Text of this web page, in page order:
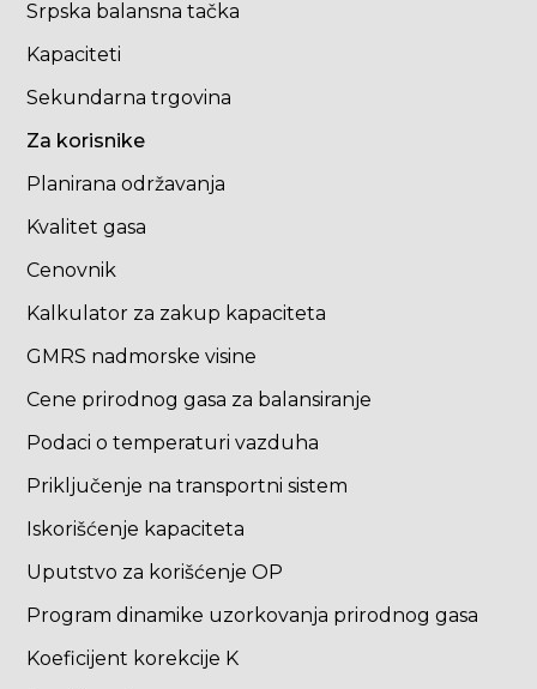
Srpska balansna tačka
Kapaciteti
Sekundarna trgovina
Za korisnike
Planirana održavanja
Kvalitet gasa
Cenovnik
Kalkulator za zakup kapaciteta
GMRS nadmorske visine
Cene prirodnog gasa za balansiranje
Podaci o temperaturi vazduha
Priključenje na transportni sistem
Iskorišćenje kapaciteta
Uputstvo za korišćenje OP
Program dinamike uzorkovanja prirodnog gasa
Koeficijent korekcije K